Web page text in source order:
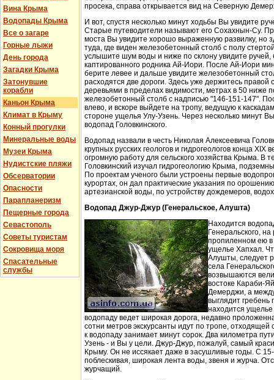
Вина Крыма
Водопады Крыма
Все о загаре
Горные лыжи
День города
Загадки Крыма
Затонувшие
корабли
Каньон Крыма
Климат в Крыму
Конный прогулки
Минеральные воды
Музеи Крыма
Нудистские пляжи
Обсерватории
Опасности
Парапланеризм
Пещерные города
Севастополь
Советы туристам
Сокровища моря
Спасательные
службы
просека, справа открывается вид на Северную
И вот, спустя несколько минут ходьбы Вы увидите
Старые путеводители называют его Сохахнын-Су.
моста Вы увидите хорошо выраженную развилку, но
туда, где виден железобетонный столб с полу
услышите шум воды и ниже по склону увидите
каптированного родника Ай-Иори. После Ай-Иори
берите левее и дальше увидите железобетонный
расходятся две дороги. Здесь уже держитесь правой
деревьями в пределах видимости, метрах в 50 ниже
железобетонный столб с надписью "146-151-147".
влево, и вскоре выйдете на тропу, ведущую к
стороне ущелья Улу-Узень. Через несколько минут
водопад Головкинского.
Водопад назвали в честь Николая Алексеевича
крупных русских геологов и гидрогеологов конца XIX
огромную работу для сельского хозяйства Крыма. В
Головкинский изучал гидрогеологию Крыма,
По проектам ученого были устроены первые
курортах, он дал практические указания по
артезианской воды, по устройству дождемеров,
Водопад Джур-Джур (Генеральское, Алушта)
Находится
Генеральского,
пропиленном ею в
ущелье Хапхал.
Алушты, следует
села
возвышаются
востоке Караби-
Демерджи, а
выглядит гребень
находится
водопаду ведет широкая дорога, недавно
сотни метров экскурсанты идут по тропе, отходящей
к водопаду занимает минут сорок. Два километра
Узень - и Вы у цели. Джур-Джур, пожалуй, самый
Крыму. Он не иссякает даже в засушливые годы. С
поблескивая, широкая лента воды, звеня и журча.
журчащий.